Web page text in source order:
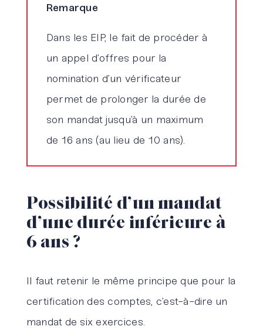
Remarque
Dans les EIP, le fait de procéder à
un appel d’offres pour la
nomination d’un vérificateur
permet de prolonger la durée de
son mandat jusqu’à un maximum
de 16 ans (au lieu de 10 ans).
Possibilité d’un mandat
d’une durée inférieure à
6 ans ?
Il faut retenir le même principe que pour la
certification des comptes, c’est-à-dire un
mandat de six exercices.